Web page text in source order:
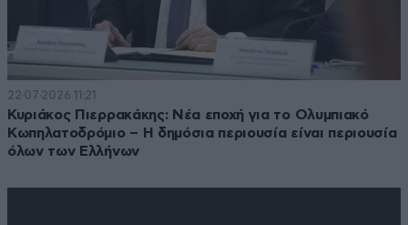
22·07·2026 11:21
Κυριάκος Πιερρακάκης: Νέα εποχή για το Ολυμπιακό
Κωπηλατοδρόμιο – Η δημόσια περιουσία είναι περιουσία
όλων των Ελλήνων